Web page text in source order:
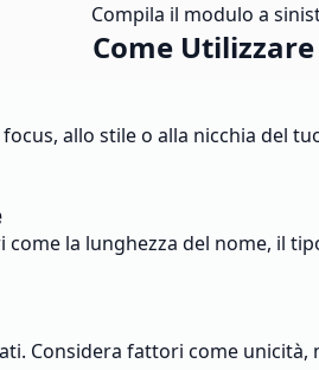
Compila il modulo a
Come
allo stile o alla nicchia del
la lunghezza del nome, il
Considera fattori come